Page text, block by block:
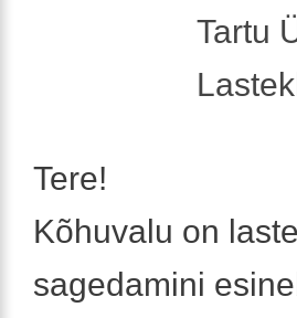
Tartu
Tere!
Kõhuvalu on
sagedamini